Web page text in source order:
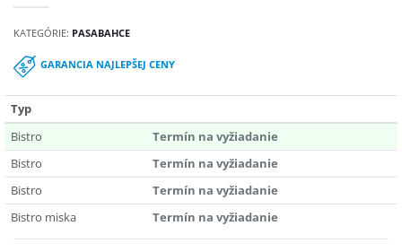
KATEGÓRIE: PASABAHCE
GARANCIA NAJLEPŠEJ CENY
Typ
Bistro
Termín na vyžiadanie
Bistro
Termín na vyžiadanie
Bistro
Termín na vyžiadanie
Bistro miska
Termín na vyžiadanie